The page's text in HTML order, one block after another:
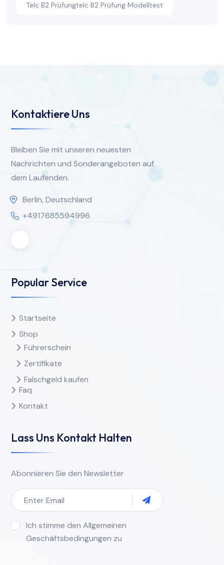
Telc B2 Prüfungtelc B2 Prüfung Modelltest
Kontaktiere Uns
Bleiben Sie mit unseren neuesten
Nachrichten und Sonderangeboten auf
dem Laufenden.
Berlin, Deutschland
+4917685594996
Popular Service
Startseite
Shop
Führerschein
Zertifikate
Falschgeld kaufen
Faq
Kontakt
Lass Uns Kontakt Halten
Abonnieren Sie den Newsletter
Ich stimme den Allgemeinen
Geschäftsbedingungen zu